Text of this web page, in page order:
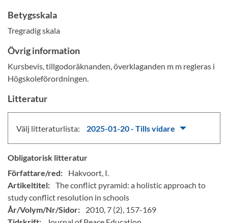
Betygsskala
Tregradig skala
Övrig information
Kursbevis, tillgodoräknanden, överklaganden m m regleras i
Högskoleförordningen.
Litteratur
Välj litteraturlista: 2025-01-20 - Tills vidare
Obligatorisk litteratur
Författare/red:
Hakvoort, I.
Artikeltitel: The conflict pyramid: a holistic approach to
study conflict resolution in schools
År/Volym/Nr/Sidor:
2010, 7 (2), 157-169